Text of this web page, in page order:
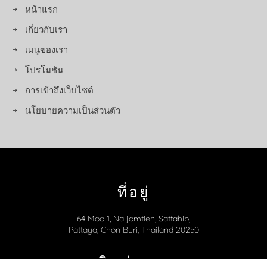
หน้าแรก
เกี่ยวกับเรา
เมนูของเรา
โปรโมชัน
การเข้าถึงเว็บไซต์
นโยบายความเป็นส่วนตัว
ที่อยู่
64 Moo 1, Na jomtien, Sattahip,
Pattaya, Chon Buri, Thailand 20250